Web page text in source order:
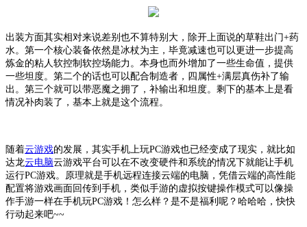
出装方面其实相对来说差别也不算特别大，除开上面说的草鞋出门+药
水。第一个核心装备依然是冰杖为主，毕竟减速也可以更进一步提高
炼金的粘人软控制软控场能力。本身也而外增加了一些生命值，提供
一些坦度。第二个的话也可以配合制造者，四属性+满层真伤补了输
出。第三个就可以带恶魔之拥了，补输出和坦度。剩下的基本上是看
情况补肉装了，基本上就是这个流程。
随着云游戏的发展，其实手机上玩PC游戏也已经变成了现实，就比如
达龙云电脑云游戏平台可以在不改变硬件和系统的情况下就能让手机
运行PC游戏。原理就是手机远程连接云端的电脑，凭借云端的高性能
配置将游戏画面回传到手机，类似手游的虚拟按键操作模式可以像操
作手游一样在手机玩PC游戏！怎么样？是不是福利呢？哈哈哈，快快
行动起来吧~~